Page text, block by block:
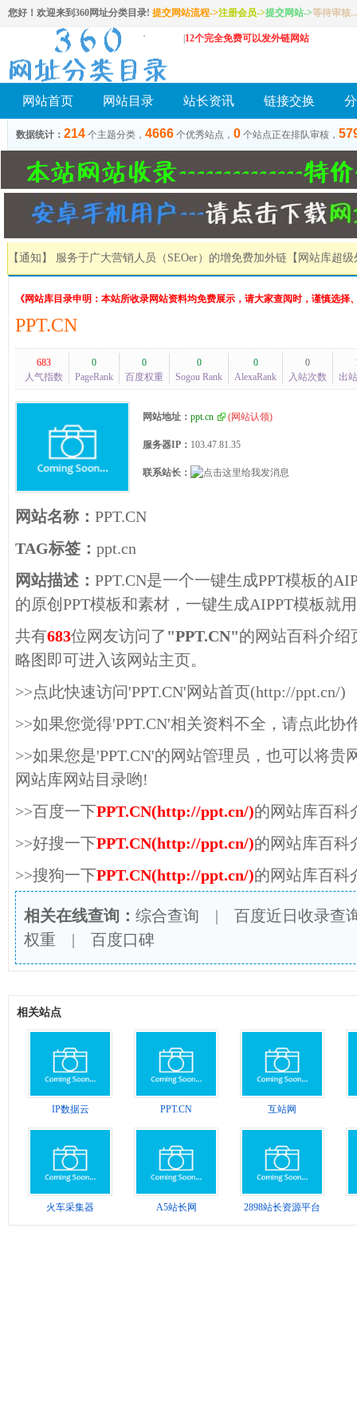
您好！欢迎来到360网址分类目录! 提交网站流程->注册会员->提交网站->等待审核...
12个完全免费可以发外链网站
网站首页 网站目录 站长资讯 链接交换
数据统计： 214 个主题分类， 4666 个优秀站点， 0 个站点正在排队审核，
【通知】 服务于广大营销人员（SEOer）的增免费加外链 【网站库超
《网站库目录申明：本站所收录网站资料均免费展示，请大家查阅时，谨慎选择
PPT.CN
683
人气指数
0
PageRank
0
百度权重
0
Sogou Rank
0
AlexaRank
0
入站次数
出
网站地址： ppt.cn (网站认领)
服务器IP： 103.47.81.35
联系站长：
网站名称： PPT.CN
TAG标签： ppt.cn
网站描述： PPT.CN是一个一键生成PPT模板的
的原创PPT模板和素材，一键生成AIPPT模板就
共有683位网友访问了 "PPT.CN"的网站百科介绍
略图即可进入该网站主页。
>>点此快速访问'PPT.CN'网站首页(http://ppt.cn/)
>>如果您觉得'PPT.CN'相关资料不全，请点此协
>>如果您是'PPT.CN'的网站管理员，也可以将贵
网站库网站目录哟!
>>百度一下PPT.CN(http://ppt.cn/)的网站库百科
>>好搜一下PPT.CN(http://ppt.cn/)的网站库百科
>>搜狗一下PPT.CN(http://ppt.cn/)的网站库百科
相关在线查询： 综合查询 | 百度近日收录查
权重 | 百度口碑
相关站点
IP数据云 PPT.CN 互站网
火车采集器 A5站长网 2898站长资源平台